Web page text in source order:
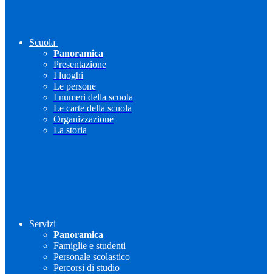
Scuola
Panoramica
Presentazione
I luoghi
Le persone
I numeri della scuola
Le carte della scuola
Organizzazione
La storia
Servizi
Panoramica
Famiglie e studenti
Personale scolastico
Percorsi di studio